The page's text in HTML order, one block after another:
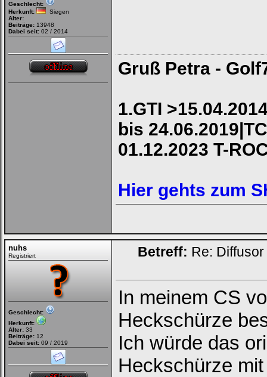
Geschlecht:
Herkunft:
Siegen
Alter:
Beiträge: 13948
Dabei seit: 02 / 2014
Gruß Petra -
1.GTI
bis
01.12.2023 T-
Hier gehts zum
nuhs
Registriert
Geschlecht:
Herkunft:
Alter: 33
Beiträge: 12
Dabei seit: 09 / 2019
Betreff: Re:
In meinem CS
Heckschürze
Ich würde das
Heckschürze